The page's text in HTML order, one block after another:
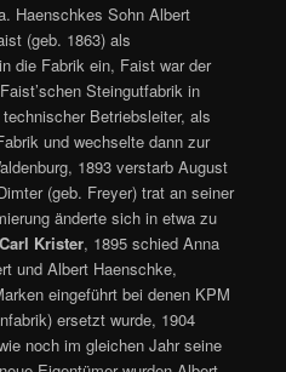
Haenschkes Sohn Albert
(geb. 1863) als
die Fabrik ein, Faist war der
Steingutfabrik in
Betriebsleiter, als
und wechselte dann zur
1893 verstarb August
(geb. Freyer) trat an seiner
änderte sich in etwa zu
Krister, 1895 schied Anna
und Albert Haenschke,
eingeführt bei denen KPM
ersetzt wurde, 1904
noch im gleichen Jahr seine